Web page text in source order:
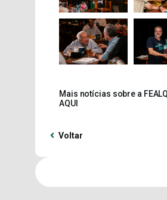
Mais notícias sobre a
AQUI
Voltar